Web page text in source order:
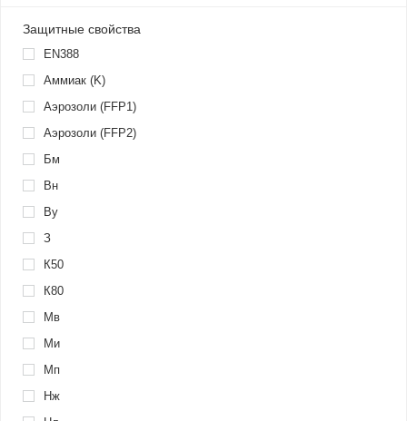
Защитные свойства
EN388
Аммиак (K)
Аэрозоли (FFP1)
Аэрозоли (FFP2)
Бм
Вн
Ву
З
К50
К80
Мв
Ми
Мп
Нж